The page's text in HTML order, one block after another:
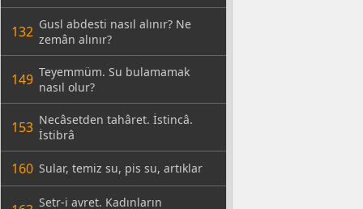
132 Gusl abdesti nasıl alınır? Ne
zemân alınır?
149 Teyemmüm. Su bulamamak
nasıl olur?
153 Necâsetden tahâret. İstincâ.
İstibrâ
160 Sular, temiz su, pis su, artıklar
Setr-i avret. Kadınların